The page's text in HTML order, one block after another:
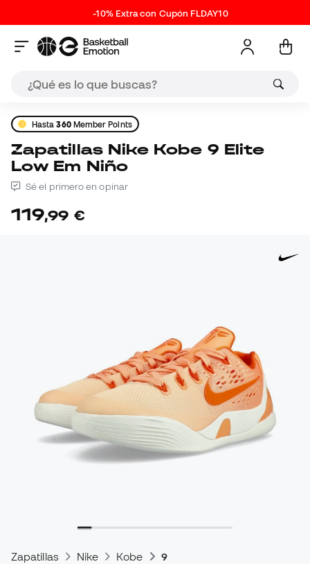
-10% Extra con Cupón FLDAY10
Hasta360Member Points
Zapatillas Nike Kobe 9 Elite
Low Em Niño
Sé el primero en opinar
119,99 €
Zapatillas Nike Kobe 9